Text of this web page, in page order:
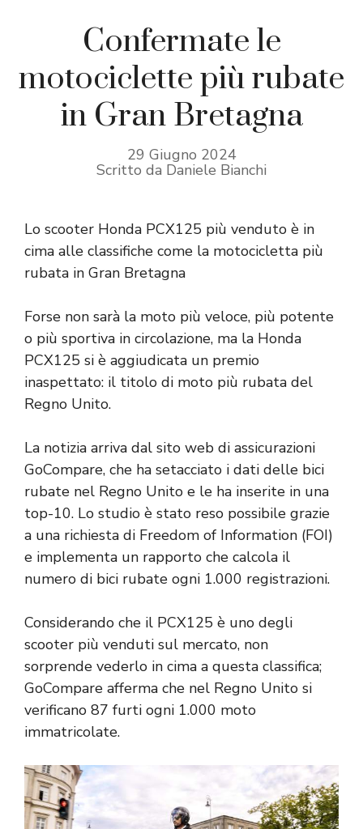
Confermate le
motociclette più rubate
in Gran Bretagna
29 Giugno 2024
Scritto da Daniele Bianchi
Lo scooter Honda PCX125 più venduto è in
cima alle classifiche come la motocicletta più
rubata in Gran Bretagna
Forse non sarà la moto più veloce, più potente
o più sportiva in circolazione, ma la Honda
PCX125 si è aggiudicata un premio
inaspettato: il titolo di moto più rubata del
Regno Unito.
La notizia arriva dal sito web di assicurazioni
GoCompare, che ha setacciato i dati delle bici
rubate nel Regno Unito e le ha inserite in una
top-10. Lo studio è stato reso possibile grazie
a una richiesta di Freedom of Information (FOI)
e implementa un rapporto che calcola il
numero di bici rubate ogni 1.000 registrazioni.
Considerando che il PCX125 è uno degli
scooter più venduti sul mercato, non
sorprende vederlo in cima a questa classifica;
GoCompare afferma che nel Regno Unito si
verificano 87 furti ogni 1.000 moto
immatricolate.